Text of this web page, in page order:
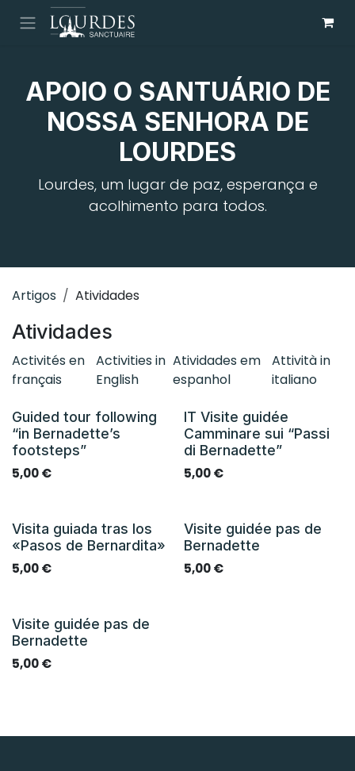
Pular para o conteúdo
APOIO O SANTUÁRIO DE
NOSSA SENHORA DE
LOURDES
Lourdes, um lugar de paz, esperança e
acolhimento para todos.
Artigos Atividades
Atividades
Activités en
français
Activities in
English
Atividades em
espanhol
Attività in
italiano
EN
Guided tour following
“in Bernadette’s
footsteps”
5,00€
IT Visite guidée
Camminare sui “Passi
di Bernadette”
5,00€
ES
Visita guiada tras los
«Pasos de Bernardita»
5,00€
FR
Visite guidée pas de
Bernadette
5,00€
FR
Visite guidée pas de
Bernadette
5,00€